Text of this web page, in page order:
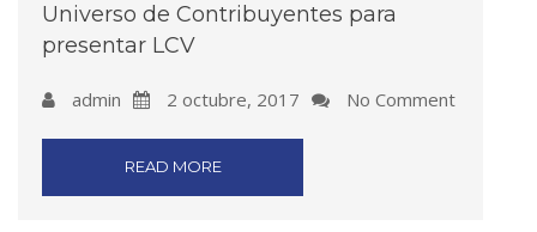
Universo de Contribuyentes para
presentar LCV
admin 2 octubre, 2017 No Comment
READ MORE